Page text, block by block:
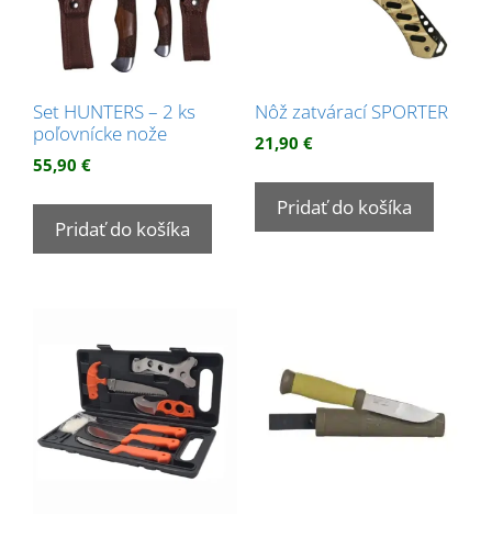
Set HUNTERS – 2 ks
poľovnícke nože
55,90 €
Pridať do košíka
Nôž zatvárací SPORTER
21,90 €
Pridať do košíka